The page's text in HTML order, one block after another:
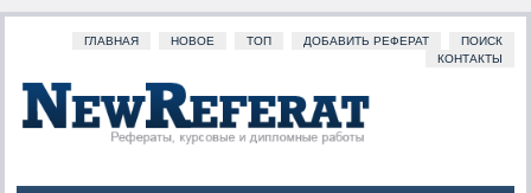
ГЛАВНАЯ НОВОЕ ТОП ДОБАВИТЬ РЕФЕРАТ
ПОИСК
КОНТАКТЫ